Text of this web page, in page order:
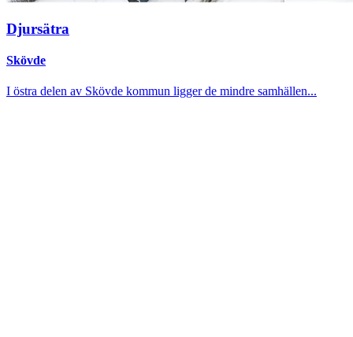
Djursätra
Skövde
I östra delen av Skövde kommun ligger de mindre samhällen...